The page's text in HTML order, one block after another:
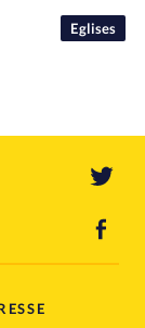
Eglises